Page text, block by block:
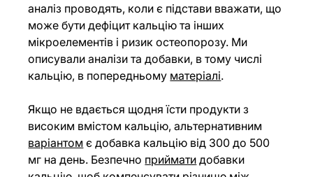
аналіз проводять, коли є підстави вважати, що
може бути дефіцит кальцію та інших
мікроелементів і ризик остеопорозу. Ми
описували аналізи та добавки, в тому числі
кальцію, в попередньому матеріалі.
Якщо не вдається щодня їсти продукти з
високим вмістом кальцію, альтернативним
варіантом є добавка кальцію від 300 до 500
мг на день. Безпечно приймати добавки